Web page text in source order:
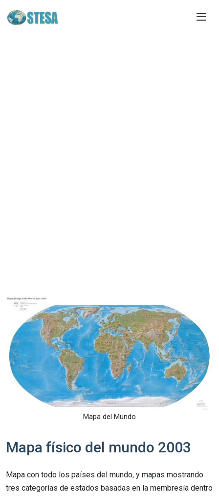
Mapa del Mundo
Mapa físico del mundo 2003
Mapa con todo los países del mundo, y mapas mostrando
tres categorías de estados basadas en la membresía dentro